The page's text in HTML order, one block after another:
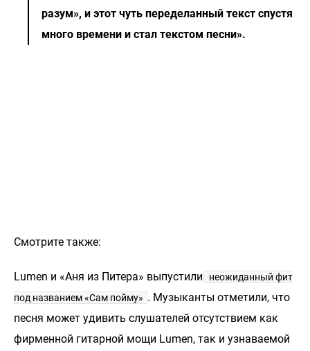
разум», и этот чуть переделанный текст спустя
много времени и стал текстом песни».
Смотрите также:
Lumen и «Аня из Питера» выпустили
неожиданный фит
под названием «Сам пойму» . Музыканты отметили, что
песня может удивить слушателей отсутствием как
фирменной гитарной мощи Lumen, так и узнаваемой